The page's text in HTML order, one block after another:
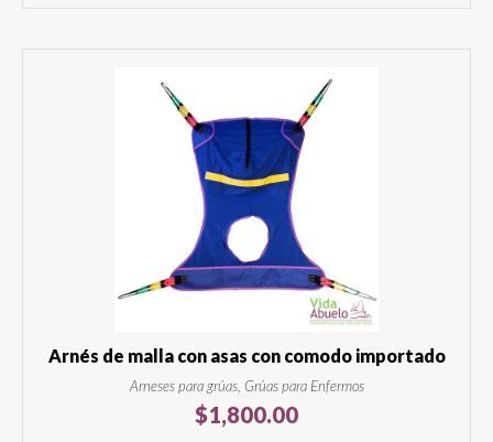
Arnés de malla con asas con comodo importado
Arneses para grúas, Grúas para Enfermos
$1,800.00